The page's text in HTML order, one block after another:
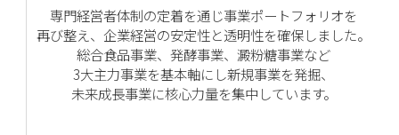
専門経営者体制の定着を通じ事業ポートフォリオを
再び整え、企業経営の安定性と透明性を確保しました。
総合食品事業、発酵事業、澱粉糖事業など
3大主力事業を基本軸にし新規事業を発掘、
未来成長事業に核心力量を集中しています。